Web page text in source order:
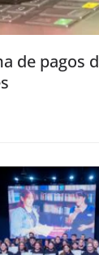
de pagos